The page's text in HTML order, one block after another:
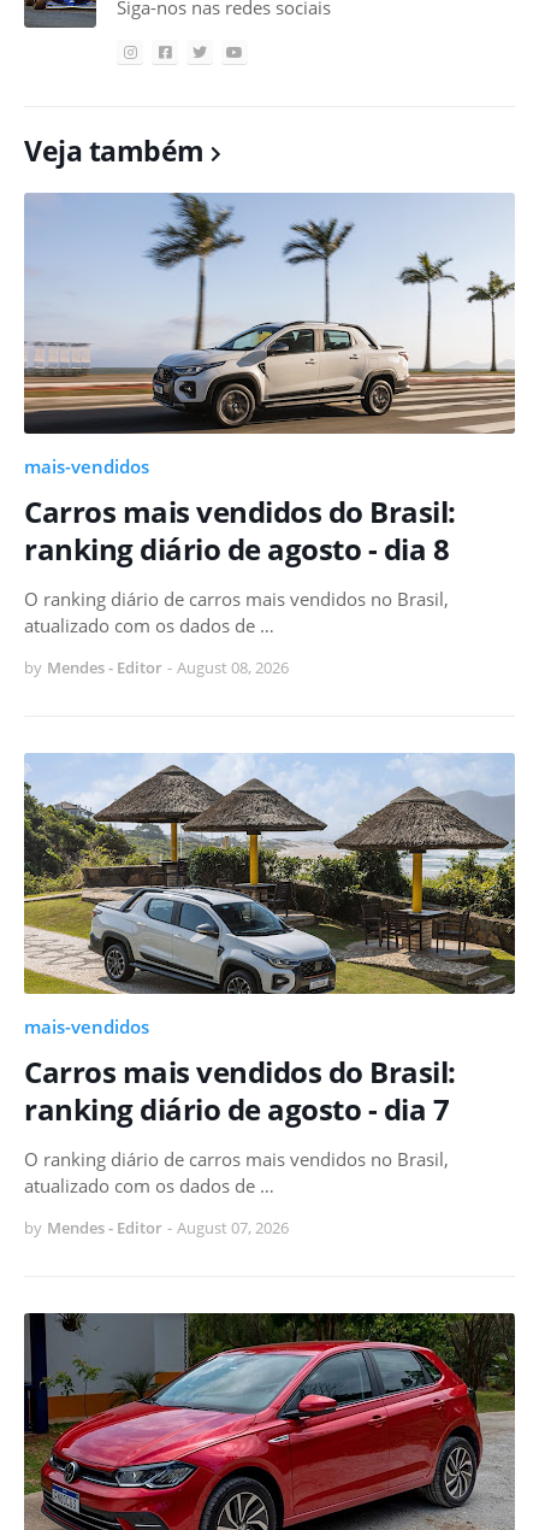
Siga-nos nas redes sociais
Veja também
mais-vendidos
Carros mais vendidos do Brasil:
ranking diário de agosto - dia 8
O ranking diário de carros mais vendidos no Brasil,
atualizado com os dados de …
by Mendes - Editor - August 08, 2026
mais-vendidos
Carros mais vendidos do Brasil:
ranking diário de agosto - dia 7
O ranking diário de carros mais vendidos no Brasil,
atualizado com os dados de …
by Mendes - Editor - August 07, 2026